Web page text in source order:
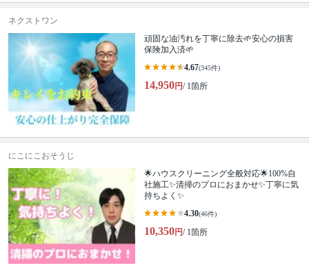
ネクストワン
頑固な油汚れを丁寧に除去🌱安心の損害
保険加入済🌱
4.67(345件)
14,950円/ 1箇所
にこにこおそうじ
🌟ハウスクリーニング全般対応🌟100%自
社施工✨清掃のプロにおまかせ✨丁寧に気
持ちよく✨
4.30(46件)
10,350円/ 1箇所